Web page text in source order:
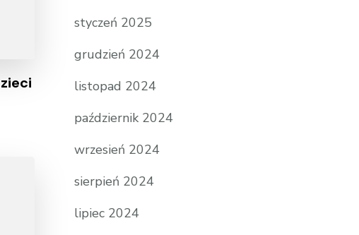
styczeń 2025
grudzień 2024
listopad 2024
październik 2024
wrzesień 2024
sierpień 2024
lipiec 2024